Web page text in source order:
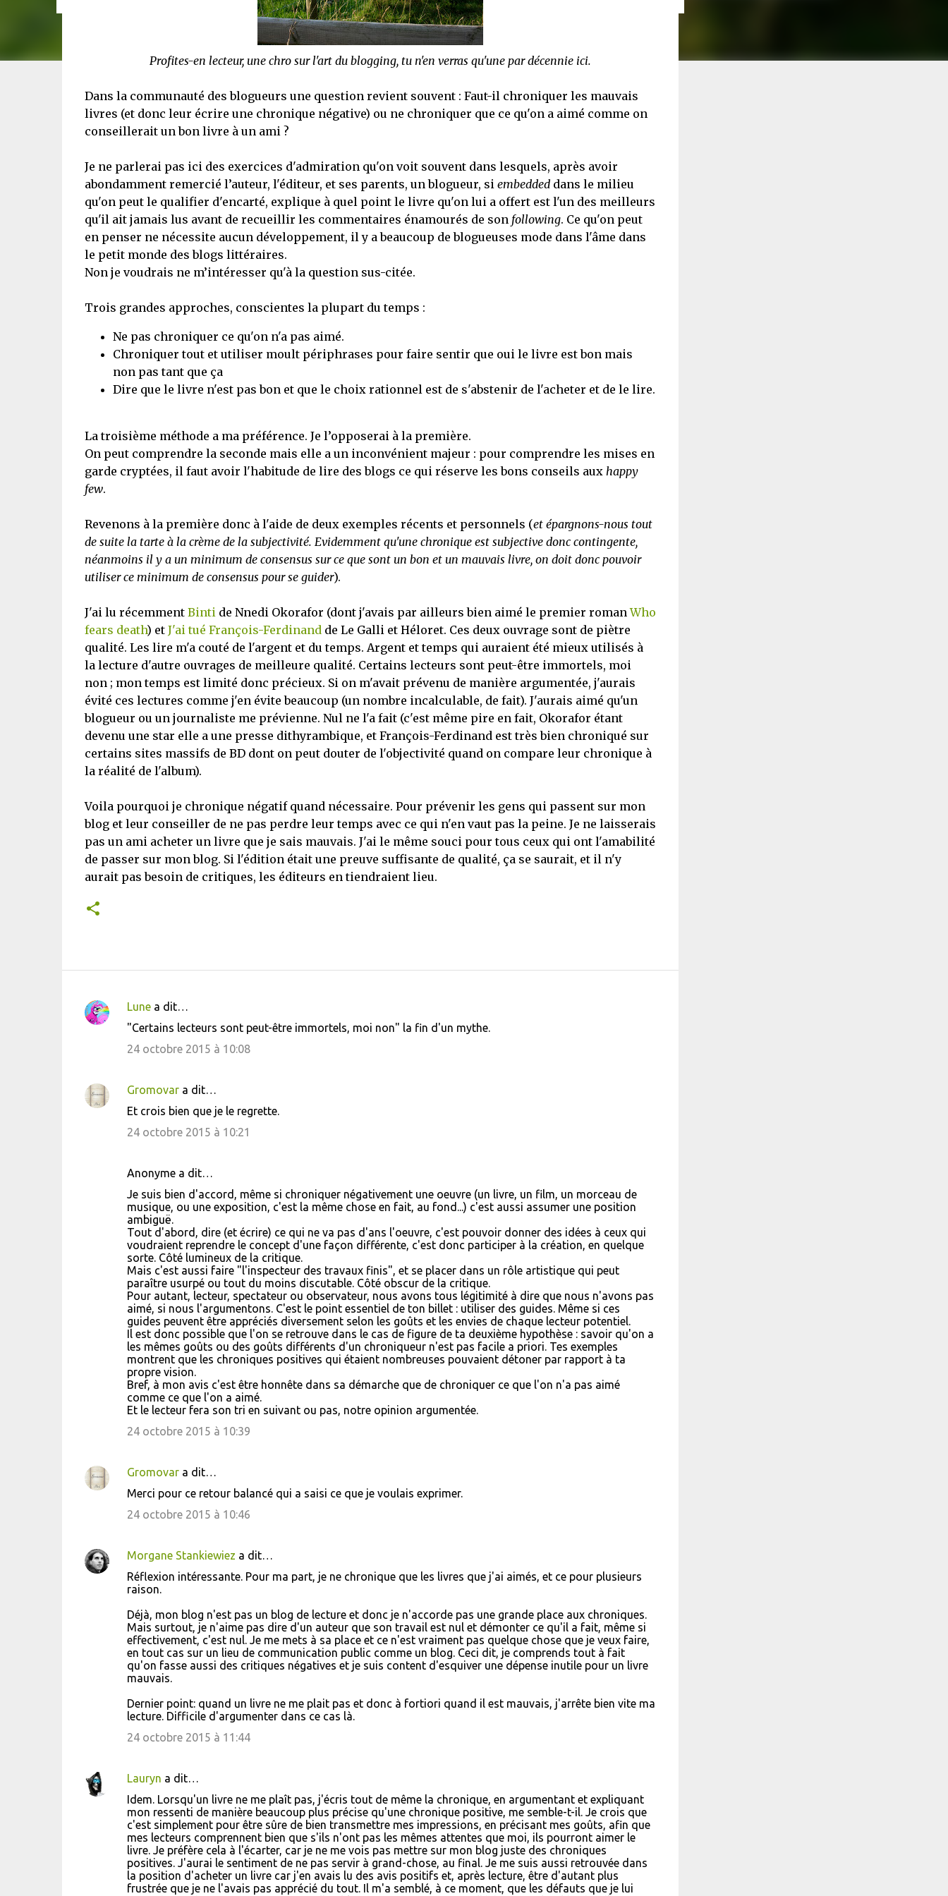
Profites-en lecteur, une chro sur l'art du blogging, tu n'en verras qu'une par décennie ici.
Dans la communauté des blogueurs une question revient souvent : Faut-il chroniquer les mauvais
livres (et donc leur écrire une chronique négative) ou ne chroniquer que ce qu'on a aimé comme on
conseillerait un bon livre à un ami ?
Je ne parlerai pas ici des exercices d'admiration qu'on voit souvent dans lesquels, après avoir
abondamment remercié l’auteur, l'éditeur, et ses parents, un blogueur, si embeddeddans le milieu
qu'on peut le qualifier d'encarté, explique à quel point le livre qu'on lui a offert est l'un des meilleurs
qu'il ait jamais lus avant de recueillir les commentaires énamourés de son following. Ce qu'on peut
en penser ne nécessite aucun développement, il y a beaucoup de blogueuses mode dans l'âme dans
le petit monde des blogs littéraires.
Non je voudrais ne m’intéresser qu'à la question sus-citée.
Trois grandes approches, conscientes la plupart du temps :
Ne pas chroniquer ce qu'on n'a pas aimé.
Chroniquer tout et utiliser moult périphrases pour faire sentir que oui le livre est bon mais
non pas tant que ça
Dire que le livre n'est pas bon et que le choix rationnel est de s'abstenir de l'acheter et de le lire.
La troisième méthode a ma préférence. Je l’opposerai à la première.
On peut comprendre la seconde mais elle a un inconvénient majeur : pour comprendre les mises en
garde cryptées, il faut avoir l'habitude de lire des blogs ce qui réserve les bons conseils aux happy
few.
Revenons à la première donc à l'aide de deux exemples récents et personnels (et épargnons-nous tout
de suite la tarte à la crème de la subjectivité. Evidemment qu'une chronique est subjective donc contingente,
néanmoins il y a un minimum de consensus sur ce que sont un bon et un mauvais livre, on doit donc pouvoir
utiliser ce minimum de consensus pour se guider).
J'ai lu récemment Bintide Nnedi Okorafor (dont j'avais par ailleurs bien aimé le premier romanWho
fears death) et J'ai tué François-Ferdinandde Le Galli et Héloret. Ces deux ouvrage sont de piètre
qualité. Les lire m'a couté de l'argent et du temps. Argent et temps qui auraient été mieux utilisés à
la lecture d'autre ouvrages de meilleure qualité. Certains lecteurs sont peut-être immortels, moi
non ; mon temps est limité donc précieux. Si on m'avait prévenu de manière argumentée, j'aurais
évité ces lectures comme j'en évite beaucoup (un nombre incalculable, de fait). J'aurais aimé qu'un
blogueur ou un journaliste me prévienne. Nul ne l'a fait (c'est même pire en fait, Okorafor étant
devenu une star elle a une presse dithyrambique, et François-Ferdinand est très bien chroniqué sur
certains sites massifs de BD dont on peut douter de l'objectivité quand on compare leur chronique à
la réalité de l'album).
Voila pourquoi je chronique négatif quand nécessaire. Pour prévenir les gens qui passent sur mon
blog et leur conseiller de ne pas perdre leur temps avec ce qui n'en vaut pas la peine. Je ne laisserais
pas un ami acheter un livre que je sais mauvais. J'ai le même souci pour tous ceux qui ont l'amabilité
de passer sur mon blog. Si l'édition était une preuve suffisante de qualité, ça se saurait, et il n'y
aurait pas besoin de critiques, les éditeurs en tiendraient lieu.
C
e
Lunea dit…
"Certains lecteurs sont peut-être immortels, moi non" la fin d'un mythe.
24 octobre 2015 à 10:08
Gromovara dit…
Et crois bien que je le regrette.
24 octobre 2015 à 10:21
Anonyme a dit…
Je suis bien d'accord, même si chroniquer négativement une oeuvre (un livre, un film, un morceau de
musique, ou une exposition, c'est la même chose en fait, au fond...) c'est aussi assumer une position
ambiguë.
Tout d'abord, dire (et écrire) ce qui ne va pas d'ans l'oeuvre, c'est pouvoir donner des idées à ceux qui
voudraient reprendre le concept d'une façon différente, c'est donc participer à la création, en quelque
sorte. Côté lumineux de la critique.
Mais c'est aussi faire "l'inspecteur des travaux finis", et se placer dans un rôle artistique qui peut
paraître usurpé ou tout du moins discutable. Côté obscur de la critique.
Pour autant, lecteur, spectateur ou observateur, nous avons tous légitimité à dire que nous n'avons pas
aimé, si nous l'argumentons. C'est le point essentiel de ton billet : utiliser des guides. Même si ces
guides peuvent être appréciés diversement selon les goûts et les envies de chaque lecteur potentiel.
Il est donc possible que l'on se retrouve dans le cas de figure de ta deuxième hypothèse : savoir qu'on a
les mêmes goûts ou des goûts différents d'un chroniqueur n'est pas facile a priori. Tes exemples
montrent que les chroniques positives qui étaient nombreuses pouvaient détoner par rapport à ta
propre vision.
Bref, à mon avis c'est être honnête dans sa démarche que de chroniquer ce que l'on n'a pas aimé
comme ce que l'on a aimé.
Et le lecteur fera son tri en suivant ou pas, notre opinion argumentée.
24 octobre 2015 à 10:39
Gromovara dit…
Merci pour ce retour balancé qui a saisi ce que je voulais exprimer.
24 octobre 2015 à 10:46
Morgane Stankiewiez a dit…
Réflexion intéressante. Pour ma part, je ne chronique que les livres que j'ai aimés, et ce pour plusieurs
raison.
Déjà, mon blog n'est pas un blog de lecture et donc je n'accorde pas une grande place aux chroniques.
Mais surtout, je n'aime pas dire d'un auteur que son travail est nul et démonter ce qu'il a fait, même si
effectivement, c'est nul. Je me mets à sa place et ce n'est vraiment pas quelque chose que je veux faire,
en tout cas sur un lieu de communication public comme un blog. Ceci dit, je comprends tout à fait
qu'on fasse aussi des critiques négatives et je suis content d'esquiver une dépense inutile pour un livre
mauvais.
Dernier point: quand un livre ne me plait pas et donc à fortiori quand il est mauvais, j'arrête bien vite ma
lecture. Difficile d'argumenter dans ce cas là.
24 octobre 2015 à 11:44
Lauryn a dit…
Idem. Lorsqu'un livre ne me plaît pas, j'écris tout de même la chronique, en argumentant et expliquant
mon ressenti de manière beaucoup plus précise qu'une chronique positive, me semble-t-il. Je crois que
c'est simplement pour être sûre de bien transmettre mes impressions, en précisant mes goûts, afin que
mes lecteurs comprennent bien que s'ils n'ont pas les mêmes attentes que moi, ils pourront aimer le
livre. Je préfère cela à l'écarter, car je ne me vois pas mettre sur mon blog juste des chroniques
positives. J'aurai le sentiment de ne pas servir à grand-chose, au final. Je me suis aussi retrouvée dans
la position d'acheter un livre car j'en avais lu des avis positifs et, après lecture, être d'autant plus
frustrée que je ne l'avais pas apprécié du tout. Il m'a semblé, à ce moment, que les défauts que je lui